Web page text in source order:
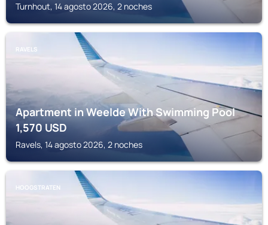
Turnhout, 14 agosto 2026, 2 noches
RAVELS
Apartment in Weelde With Swimming Pool
1,570USD
Ravels, 14 agosto 2026, 2 noches
HOOGSTRATEN